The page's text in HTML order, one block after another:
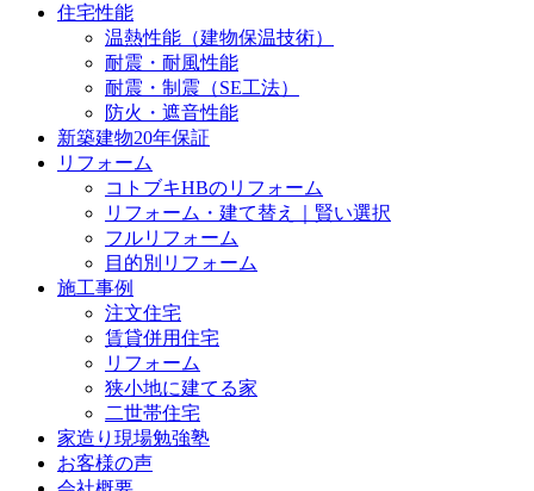
住宅性能
温熱性能（建物保温技術）
耐震・耐風性能
耐震・制震（SE工法）
防火・遮音性能
新築建物20年保証
リフォーム
コトブキHBのリフォーム
リフォーム・建て替え｜賢い選択
フルリフォーム
目的別リフォーム
施工事例
注文住宅
賃貸併用住宅
リフォーム
狭小地に建てる家
二世帯住宅
家造り現場勉強塾
お客様の声